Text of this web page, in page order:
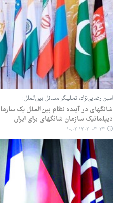
امین رضایی‌نژاد، تحلیلگر مسائل بین‌الملل:
شانگهای در آینده نظام بین‌الملل یک
دیپلماتیک سازمان شانگهای برای ایران
۱۴۰۴-۰۴-۲۴ ۱۰:۰۴